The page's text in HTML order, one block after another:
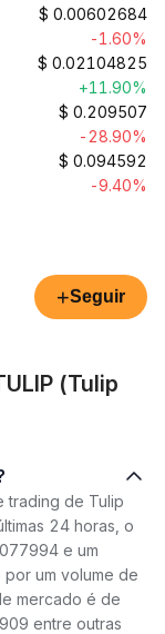
$ 0.00602684
-1.60%
$ 0.02104825
+11.90%
$ 0.209507
-28.90%
$ 0.094592
-9.40%
+Seguir
(Tulip
trading de Tulip
24 horas, o
e um
um volume de
mercado é de
entre outras